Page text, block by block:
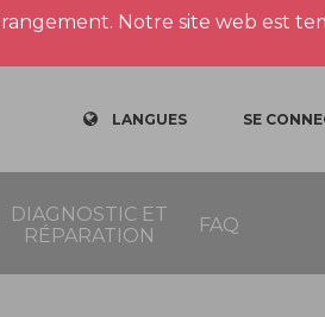
Notre site web est
LANGUES SE
DIAGNOSTIC ET
RÉPARATION
FAQ